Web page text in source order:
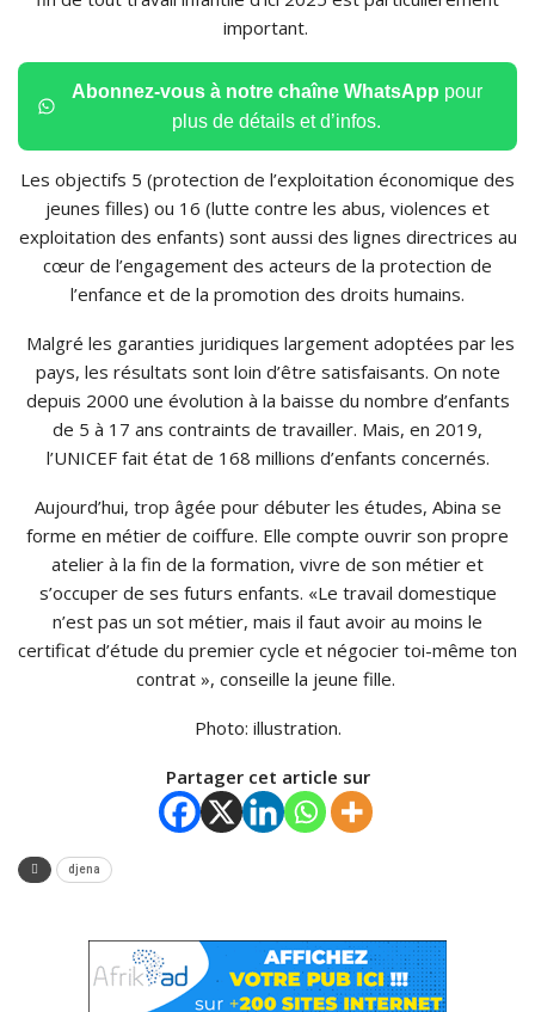
important.
Abonnez-vous à notre chaîne WhatsApp pour
plus de détails et d’infos.
Les objectifs 5 (protection de l’exploitation économique des
jeunes filles) ou 16 (lutte contre les abus, violences et
exploitation des enfants) sont aussi des lignes directrices au
cœur de l’engagement des acteurs de la protection de
l’enfance et de la promotion des droits humains.
Malgré les garanties juridiques largement adoptées par les
pays, les résultats sont loin d’être satisfaisants. On note
depuis 2000 une évolution à la baisse du nombre d’enfants
de 5 à 17 ans contraints de travailler. Mais, en 2019,
l’UNICEF fait état de 168 millions d’enfants concernés.
Aujourd’hui, trop âgée pour débuter les études, Abina se
forme en métier de coiffure. Elle compte ouvrir son propre
atelier à la fin de la formation, vivre de son métier et
s’occuper de ses futurs enfants. «Le travail domestique
n’est pas un sot métier, mais il faut avoir au moins le
certificat d’étude du premier cycle et négocier toi-même ton
contrat », conseille la jeune fille.
Photo: illustration.
Partager cet article sur
djena